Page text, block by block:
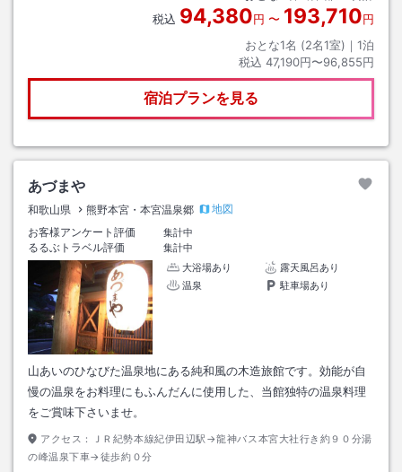
税込 94,380円 〜 193,710円
おとな1名 (2名1室)｜ 1泊
税込 47,190円〜96,855円
宿泊プランを見る
あづまや
和歌山県 熊野本宮・本宮温泉郷
地図
お客様アンケート評価
集計中
るるぶトラベル評価
集計中
大浴場あり
露天風呂あり
温泉
駐車場あり
山あいのひなびた温泉地にある純和風の木造旅館です。効能が自
慢の温泉をお料理にもふんだんに使用した、当館独特の温泉料理
をご賞味下さいませ。
アクセス：
ＪＲ紀勢本線紀伊田辺駅→龍神バス本宮大社行き約９０分湯
の峰温泉下車→徒歩約０分